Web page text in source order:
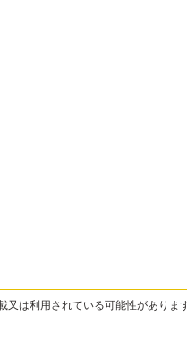
は利用されている可能性がありま